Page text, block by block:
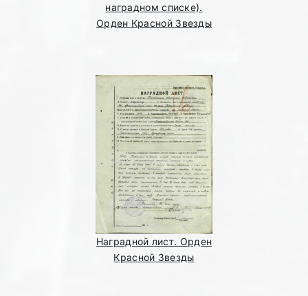
наградном списке).
Орден Красной Звезды
Наградной лист. Орден
Красной Звезды